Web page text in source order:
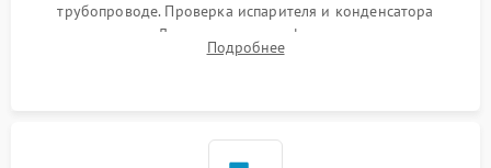
трубопроводе. Проверка испарителя и конденсатора
течеискателем. Демонтаж старого фильтра-осушителя и
продувка капиллярной трубки для устранения засоров.
Подробнее